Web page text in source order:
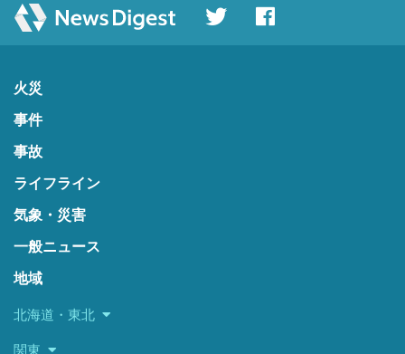
火災
事件
事故
ライフライン
気象・災害
一般ニュース
地域
北海道・東北
関東